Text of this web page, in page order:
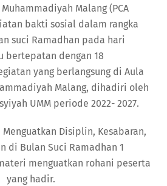
Malang (PCA
bakti sosial dalam rangka
suci Ramadhan pada hari
bertepatan dengan 18
yang berlangsung di Aula
Malang, dihadiri oleh
UMM periode 2022- 2027.
menguatkan rohani peserta
yang hadir.